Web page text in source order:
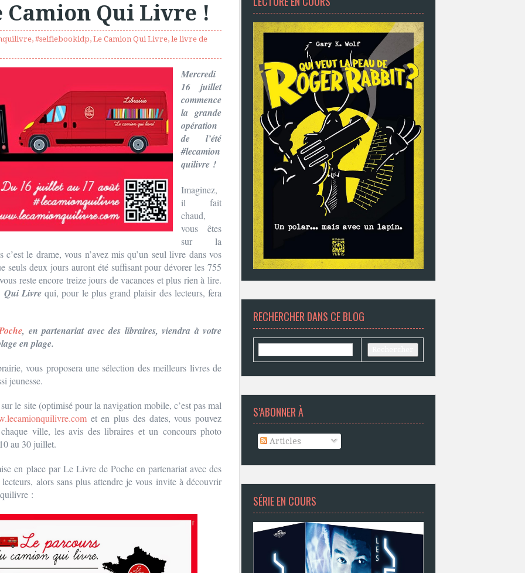
Camion Qui Livre !
, #selfiebookldp, Le Camion Qui Livre, le livre de
Mercredi
16 juillet
commence
la grande
opération
de l’été
#lecamion
quilivre !
Imaginez,
il fait
chaud,
vous êtes
sur la
le drame, vous n’avez mis qu’un seul livre dans vos
seuls deux jours auront été suffisant pour dévorer les 755
reste encore treize jours de vacances et plus rien à lire.
Qui Livrequi, pour le plus grand plaisir des lecteurs, fera
, en partenariat avec des libraires, viendra à votre
en plage.
vous proposera une sélection des meilleurs livres de
jeunesse.
le site (optimisé pour la navigation mobile, c’est pas mal
et en plus des dates, vous pouvez
chaque ville, les avis des libraires et un concours photo
au 30 juillet.
en place par Le Livre de Poche en partenariat avec des
alors sans plus attendre je vous invite à découvrir
:
RECHERCHER DANS CE BLOG
S’ABONNER À
Articles
SÉRIE EN COURS